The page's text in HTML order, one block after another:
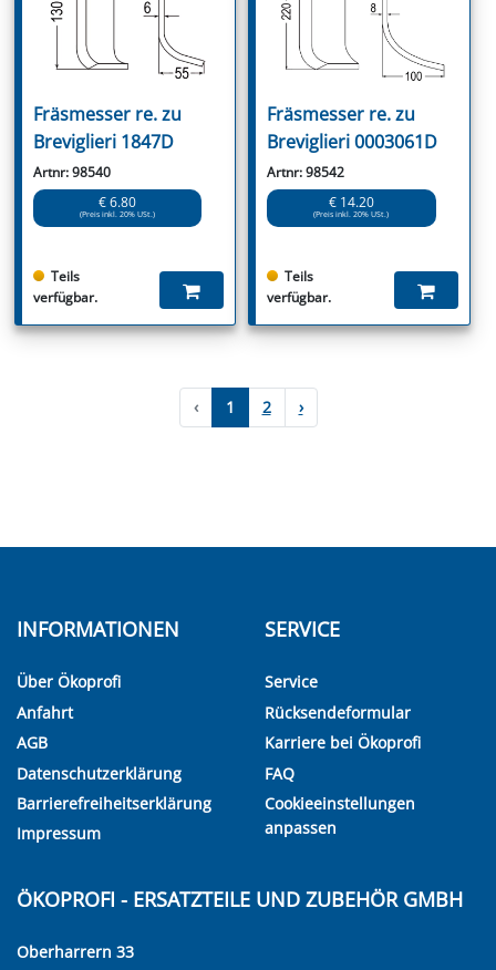
Fräsmesser re. zu
Breviglieri 1847D
Artnr: 98540
€ 6.80
(Preis inkl. 20% USt.)
Teils
verfügbar.
Fräsmesser re. zu
Breviglieri 0003061D
Artnr: 98542
€ 14.20
(Preis inkl. 20% USt.)
Teils
verfügbar.
‹ 1 2 ›
INFORMATIONEN
Über Ökoprofi
Anfahrt
AGB
Datenschutzerklärung
Barrierefreiheitserklärung
Impressum
SERVICE
Service
Rücksendeformular
Karriere bei Ökoprofi
FAQ
Cookieeinstellungen
anpassen
ÖKOPROFI - ERSATZTEILE UND ZUBEHÖR GMBH
Oberharrern 33